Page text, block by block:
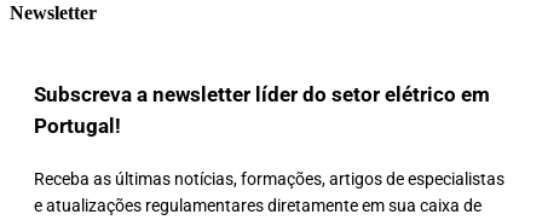
Newsletter
Subscreva a newsletter líder do setor elétrico em
Portugal!
Receba as últimas notícias, formações, artigos de especialistas
e atualizações regulamentares diretamente em sua caixa de